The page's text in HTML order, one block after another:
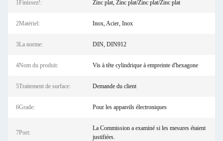
1Finissez!: Zinc plat, Zinc plat/Zinc plat/Zinc plat
2Matériel: Inox, Acier, Inox
3La norme: DIN, DIN912
4Nom du produit: Vis à tête cylindrique à empreinte d'hexagone
5Traitement de surface: Demande du client
6Grade: Pour les appareils électroniques
7Port:
La Commission a examiné si les mesures étaient
justifiées.